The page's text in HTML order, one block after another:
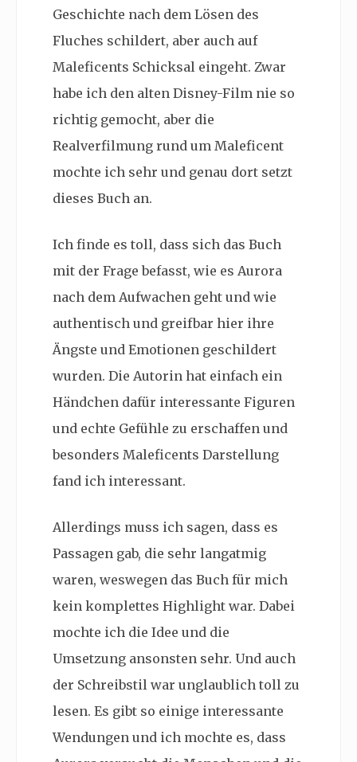
Geschichte nach dem Lösen des
Fluches schildert, aber auch auf
Maleficents Schicksal eingeht. Zwar
habe ich den alten Disney-Film nie so
richtig gemocht, aber die
Realverfilmung rund um Maleficent
mochte ich sehr und genau dort setzt
dieses Buch an.
Ich finde es toll, dass sich das Buch
mit der Frage befasst, wie es Aurora
nach dem Aufwachen geht und wie
authentisch und greifbar hier ihre
Ängste und Emotionen geschildert
wurden. Die Autorin hat einfach ein
Händchen dafür interessante Figuren
und echte Gefühle zu erschaffen und
besonders Maleficents Darstellung
fand ich interessant.
Allerdings muss ich sagen, dass es
Passagen gab, die sehr langatmig
waren, weswegen das Buch für mich
kein komplettes Highlight war. Dabei
mochte ich die Idee und die
Umsetzung ansonsten sehr. Und auch
der Schreibstil war unglaublich toll zu
lesen. Es gibt so einige interessante
Wendungen und ich mochte es, dass